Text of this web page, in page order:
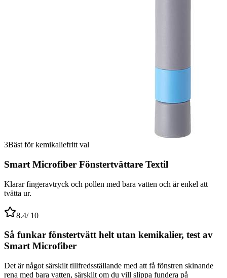
3Bäst för kemikaliefritt val
Smart Microfiber Fönstertvättare Textil
Klarar fingeravtryck och pollen med bara vatten och är enkel att
tvätta ur.
8.4/ 10
Så funkar fönstertvätt helt utan kemikalier, test av
Smart Microfiber
Det är något särskilt tillfredsställande med att få fönstren skinande
rena med bara vatten, särskilt om du vill slippa fundera på